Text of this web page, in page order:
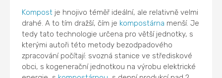
Kompost je hnojivo téměř ideální, ale relativně velmi
drahé. A to tím dražší, čím je kompostárna menší. Je
tedy tato technologie určena pro větší jednotky, s
kterými autoři této metody bezodpadového
zpracování počítají: svozná stanice ve střediskové
obci, s kogenerační jednotkou na výrobu elektrické